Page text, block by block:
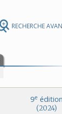
RECHERCHE
9e édition
(2024)